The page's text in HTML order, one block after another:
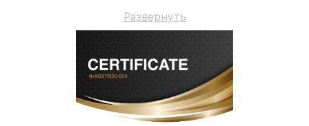
Развернуть